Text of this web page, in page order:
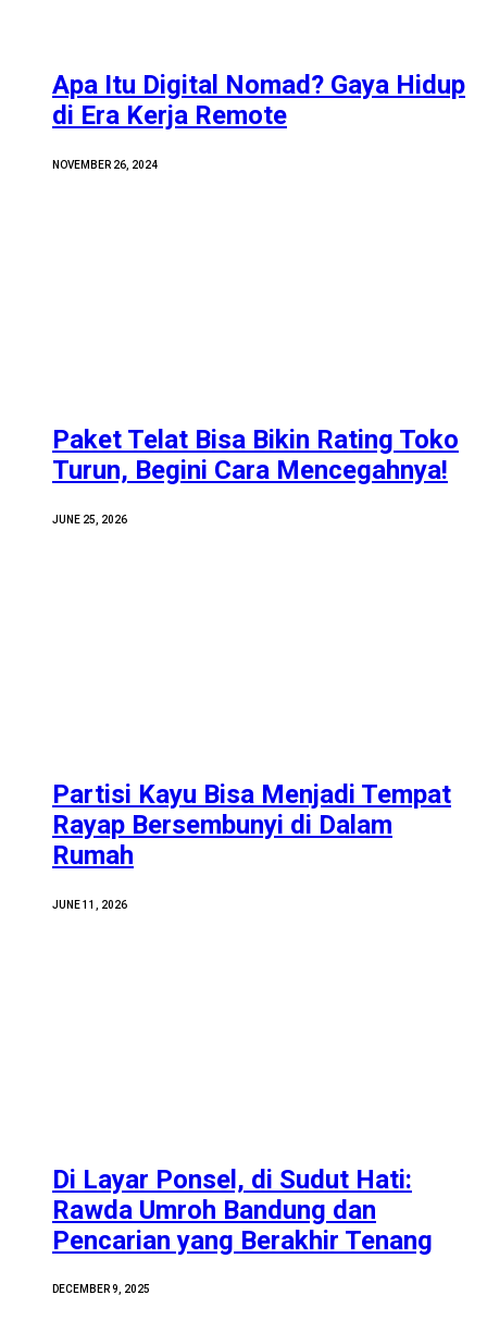
Apa Itu Digital Nomad? Gaya Hidup
di Era Kerja Remote
NOVEMBER 26, 2024
Paket Telat Bisa Bikin Rating Toko
Turun, Begini Cara Mencegahnya!
JUNE 25, 2026
Partisi Kayu Bisa Menjadi Tempat
Rayap Bersembunyi di Dalam
Rumah
JUNE 11, 2026
Di Layar Ponsel, di Sudut Hati:
Rawda Umroh Bandung dan
Pencarian yang Berakhir Tenang
DECEMBER 9, 2025